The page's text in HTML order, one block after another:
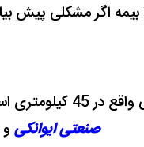
بیمه اگر مشکلی پیش
می باشد این شهرک
صنعتی ایوانکی